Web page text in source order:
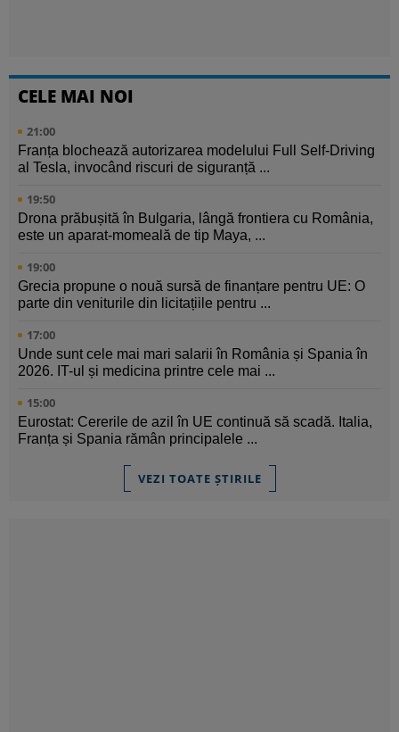
CELE MAI NOI
21:00
Franța blochează autorizarea modelului Full Self-Driving
al Tesla, invocând riscuri de siguranță ...
19:50
Drona prăbușită în Bulgaria, lângă frontiera cu România,
este un aparat-momeală de tip Maya, ...
19:00
Grecia propune o nouă sursă de finanțare pentru UE: O
parte din veniturile din licitațiile pentru ...
17:00
Unde sunt cele mai mari salarii în România și Spania în
2026. IT-ul și medicina printre cele mai ...
15:00
Eurostat: Cererile de azil în UE continuă să scadă. Italia,
Franța și Spania rămân principalele ...
VEZI TOATE ȘTIRILE